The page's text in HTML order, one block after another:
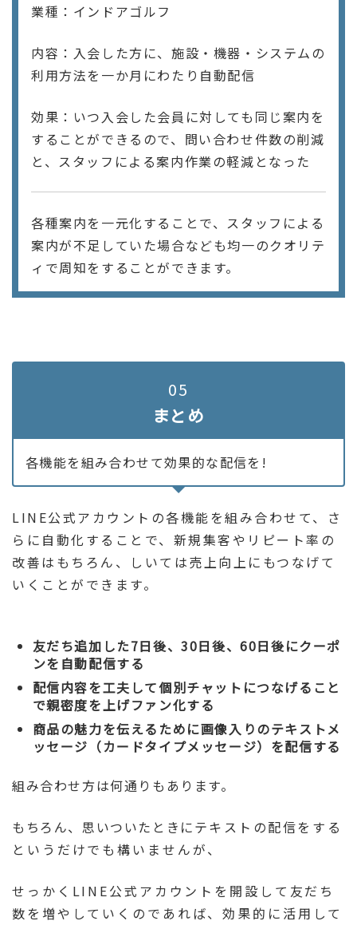
業種：インドアゴルフ
内容：入会した方に、施設・機器・システムの
利用方法を一か月にわたり自動配信
効果：いつ入会した会員に対しても同じ案内を
することができるので、問い合わせ件数の削減
と、スタッフによる案内作業の軽減となった
各種案内を一元化することで、スタッフによる
案内が不足していた場合なども均一のクオリテ
ィで周知をすることができます。
05
まとめ
各機能を組み合わせて効果的な配信を!
LINE公式アカウントの各機能を組み合わせて、さ
らに自動化することで、新規集客やリピート率の
改善はもちろん、しいては売上向上にもつなげて
いくことができます。
友だち追加した7日後、30日後、60日後にクーポ
ンを自動配信する
配信内容を工夫して個別チャットにつなげること
で親密度を上げファン化する
商品の魅力を伝えるために画像入りのテキストメ
ッセージ（カードタイプメッセージ）を配信する
組み合わせ方は何通りもあります。
もちろん、思いついたときにテキストの配信を する
というだけでも構いませんが、
せっかくLINE公式アカウントを開設して友だち
数を増やしていくのであれば、効果的に活用して